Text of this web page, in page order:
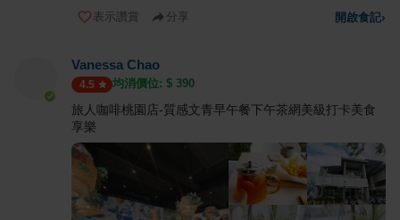
表示讚賞 分享 開啟食記›
Vanessa Chao
4.5 均消價位: $ 390
旅人咖啡桃園店-質感文青早午餐下午茶網美級打卡美食
享樂